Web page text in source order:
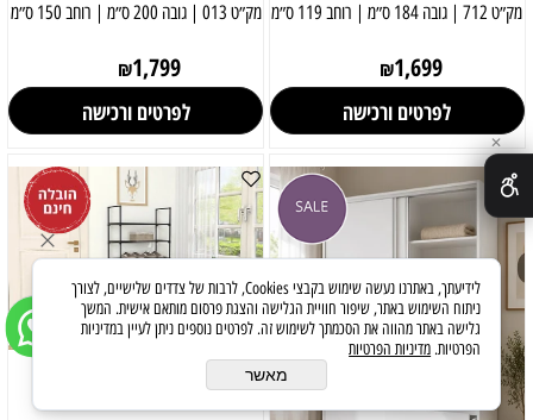
מק״ט 712 | גובה 184 ס״מ | רוחב 119 ס״מ
₪1,699
לפרטים ורכישה
מק״ט 013 | גובה 200 ס״מ | רוחב 150 ס״מ
₪1,799
לפרטים ורכישה
✕
לידיעתך, באתרנו נעשה שימוש בקבצי Cookies, לרבות של צדדים שלישיים, לצורך
ניתוח השימוש באתר, שיפור חוויית הגלישה והצגת פרסום מותאם אישית. המשך
גלישה באתר מהווה את הסכמתך לשימוש זה. לפרטים נוספים ניתן לעיין במדיניות
הפרטיות. מדיניות הפרטיות
מאשר